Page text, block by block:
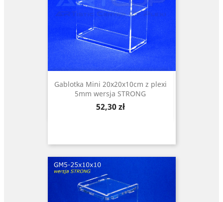
Gablotka Mini 20x20x10cm z plexi
5mm wersja STRONG
Cena
52,30 zł